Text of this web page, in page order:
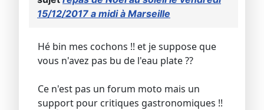
15/12/2017 a midi à Marseille
Hé bin mes cochons !! et je suppose que
vous n'avez pas bu de l'eau plate ??
Ce n'est pas un forum moto mais un
support pour critiques gastronomiques !!